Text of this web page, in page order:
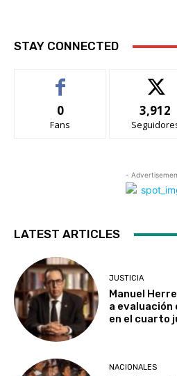
STAY CONNECTED
0
Fans
3,912
-
LATEST ARTICLES
JUSTICIA
Manuel
a evaluación
en el cuarto
NACIONALES